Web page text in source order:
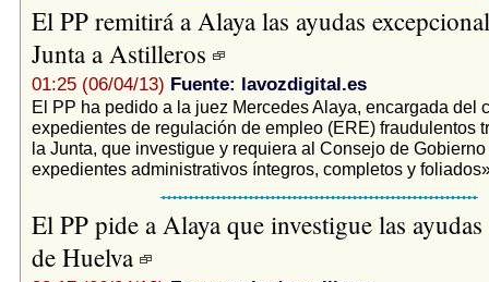
El PP remitirá a Alaya las ayudas
Junta a Astilleros
01:25 (06/04/13) Fuente: lavozdigital.es
El PP ha pedido a la juez Mercedes Alaya, encargada del
expedientes de regulación de empleo (ERE) fraudulentos
la Junta, que investigue y requiera al Consejo de
expedientes administrativos íntegros, completos y
El PP pide a Alaya que investigue las
de Huelva